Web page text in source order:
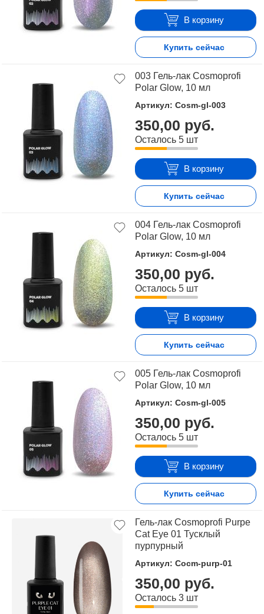
В корзину
Купить сейчас
003 Гель-лак Cosmoprofi
Polar Glow, 10 мл
Артикул: Cosm-gl-003
350,00 руб.
Осталось 5 шт
В корзину
Купить сейчас
004 Гель-лак Cosmoprofi
Polar Glow, 10 мл
Артикул: Cosm-gl-004
350,00 руб.
Осталось 5 шт
В корзину
Купить сейчас
005 Гель-лак Cosmoprofi
Polar Glow, 10 мл
Артикул: Cosm-gl-005
350,00 руб.
Осталось 5 шт
В корзину
Купить сейчас
Гель-лак Cosmoprofi Purpe
Cat Eye 01 Тусклый
пурпурный
Артикул: Cocm-purp-01
350,00 руб.
Осталось 3 шт